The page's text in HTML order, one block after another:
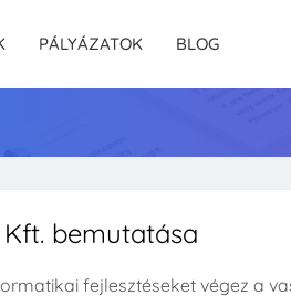
PÁLYÁZATOK BLOG
Kft. bemutatása
fejlesztéseket végez a